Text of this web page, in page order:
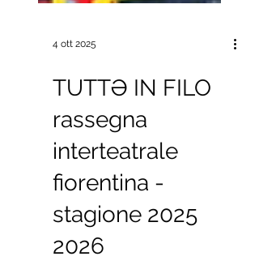
TUTTƏ IN FILO
rassegna
interteatrale
fiorentina -
stagione 2025